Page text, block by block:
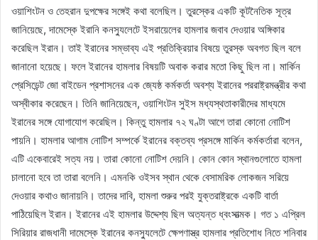
ওয়াশিংটন ও তেহরান দুপক্ষের সঙ্গেই কথা বলেছিল। তুরস্কের একটি কূটনৈতিক সূত্র
জানিয়েছে, দামেস্কে ইরানি কনস্যুলেটে ইসরায়েলের হামলার জবাব দেওয়ার অঙ্গিকার
করেছিল ইরান। তাই ইরানের সম্ভাব্য এই প্রতিক্রিয়ার বিষয়ে তুরস্ক অবগত ছিল বলে
জানানো হয়েছে। ফলে ইরানের হামলার বিষয়টি অবাক করার মতো কিছু ছিল না। মার্কিন
প্রেসিডেন্ট জো বাইডেন প্রশাসনের এক জ্যেষ্ঠ কর্মকর্তা অবশ্য ইরানের পররাষ্ট্রমন্ত্রীর কথা
অস্বীকার করেছেন। তিনি জানিয়েছেন, ওয়াশিংটন সুইস মধ্যস্থতাকারীদের মাধ্যমে
ইরানের সঙ্গে যোগাযোগ করেছিল। কিন্তু হামলার ৭২ ঘণ্টা আগে তারা কোনো নোটিশ
পায়নি। হামলার আগাম নোটিশ সম্পর্কে ইরানের বক্তব্য প্রসঙ্গে মার্কিন কর্মকর্তারা বলেন,
এটি একেবারেই সত্য নয়। তারা কোনো নোটিশ দেয়নি। কোন কোন স্থানগুলোতে হামলা
চালানো হবে তা তারা বলেনি। এমনকি ওইসব স্থান থেকে বেসামরিক লোকজন সরিয়ে
দেওয়ার কথাও জানায়নি। তাদের দাবি, হামলা শুরুর পরই যুক্তরাষ্ট্রকে একটি বার্তা
পাঠিয়েছিল ইরান। ইরানের এই হামলার উদ্দেশ্য ছিল অত্যন্ত ধ্বংসাত্মক। গত ১ এপ্রিল
সিরিয়ার রাজধানী দামেস্কে ইরানের কনস্যুলেটে ক্ষেপণাস্ত্র হামলার প্রতিশোধ নিতে শনিবার